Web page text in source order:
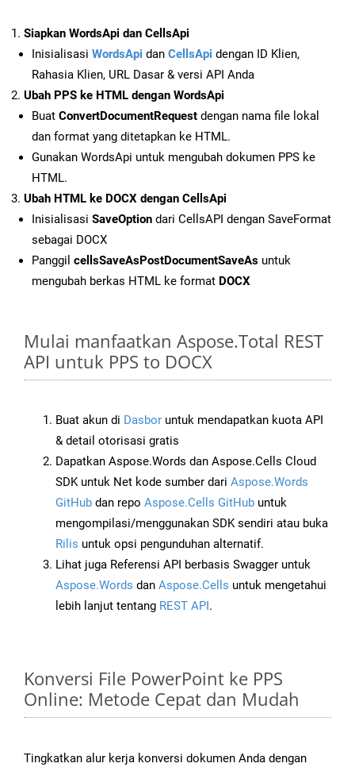
Siapkan WordsApi dan CellsApi
Inisialisasi WordsApi dan CellsApi dengan ID Klien,
Rahasia Klien, URL Dasar & versi API Anda
Ubah PPS ke HTML dengan WordsApi
Buat ConvertDocumentRequest dengan nama file lokal
dan format yang ditetapkan ke HTML.
Gunakan WordsApi untuk mengubah dokumen PPS ke
HTML.
Ubah HTML ke DOCX dengan CellsApi
Inisialisasi SaveOption dari CellsAPI dengan SaveFormat
sebagai DOCX
Panggil cellsSaveAsPostDocumentSaveAs untuk
mengubah berkas HTML ke format DOCX
Mulai manfaatkan Aspose.Total REST
API untuk PPS to DOCX
Buat akun di Dasbor untuk mendapatkan kuota API
& detail otorisasi gratis
Dapatkan Aspose.Words dan Aspose.Cells Cloud
SDK untuk Net kode sumber dari Aspose.Words
GitHub dan repo Aspose.Cells GitHub untuk
mengompilasi/menggunakan SDK sendiri atau buka
Rilis untuk opsi pengunduhan alternatif.
Lihat juga Referensi API berbasis Swagger untuk
Aspose.Words dan Aspose.Cells untuk mengetahui
lebih lanjut tentang REST API.
Konversi File PowerPoint ke PPS
Online: Metode Cepat dan Mudah
Tingkatkan alur kerja konversi dokumen Anda dengan